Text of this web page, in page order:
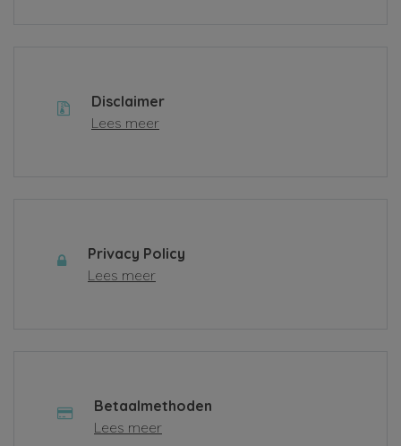
Disclaimer
Lees meer
Privacy Policy
Lees meer
Betaalmethoden
Lees meer